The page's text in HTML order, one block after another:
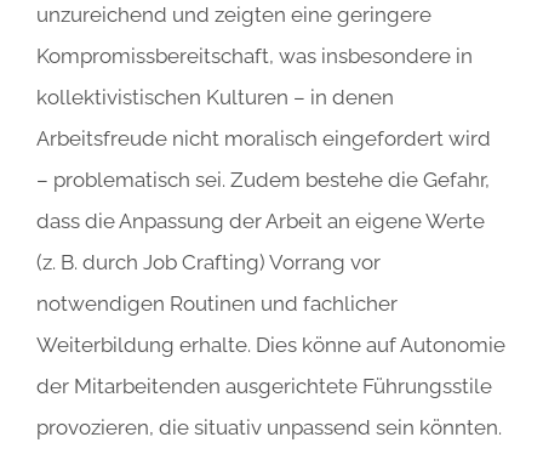
unzureichend und zeigten eine geringere
Kompromissbereitschaft, was insbesondere in
kollektivistischen Kulturen – in denen
Arbeitsfreude nicht moralisch eingefordert wird
– problematisch sei. Zudem bestehe die Gefahr,
dass die Anpassung der Arbeit an eigene Werte
(z. B. durch Job Crafting) Vorrang vor
notwendigen Routinen und fachlicher
Weiterbildung erhalte. Dies könne auf Autonomie
der Mitarbeitenden ausgerichtete Führungsstile
provozieren, die situativ unpassend sein könnten.